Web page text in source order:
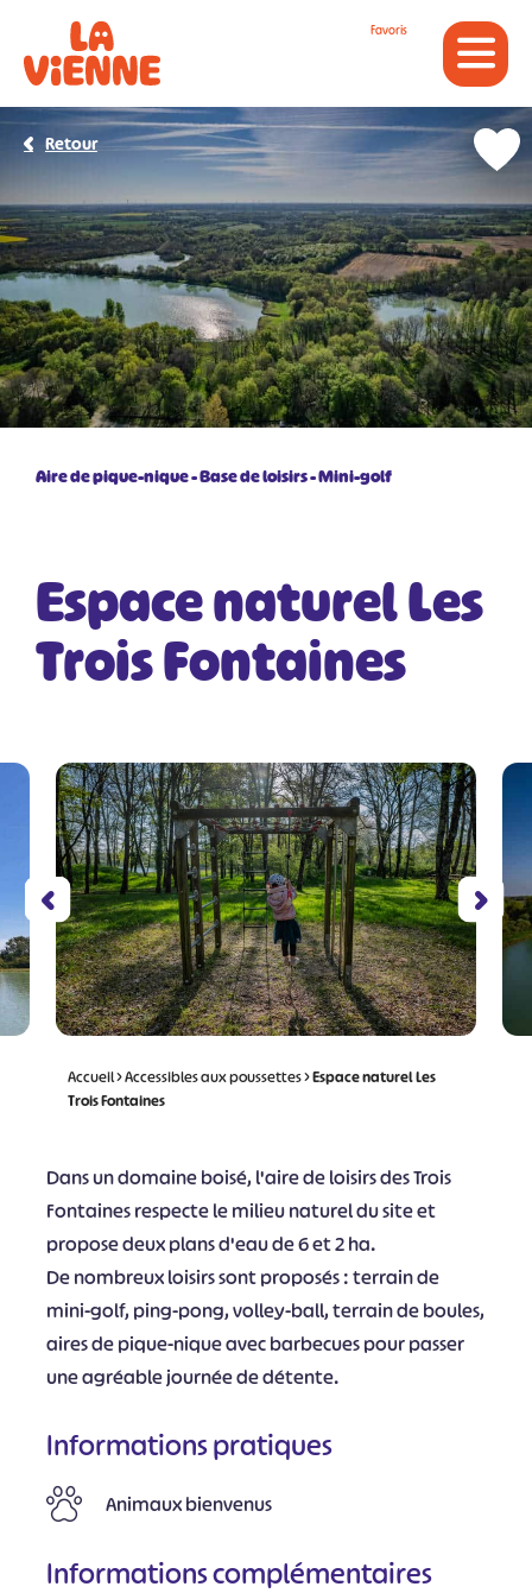
Favoris
Aire de pique-nique Base de loisirs Mini-golf
Espace naturel Les
Trois Fontaines
Retour
Accueil>Accessibles aux poussettes>Espace naturel Les
Trois Fontaines
Dans un domaine boisé, l'aire de loisirs des Trois
Fontaines respecte le milieu naturel du site et
propose deux plans d'eau de 6 et 2 ha.
De nombreux loisirs sont proposés : terrain de
mini-golf, ping-pong, volley-ball, terrain de boules,
aires de pique-nique avec barbecues pour passer
une agréable journée de détente.
Informations pratiques
Animaux bienvenus
Informations complémentaires